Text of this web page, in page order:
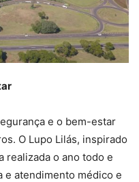
e o bem-estar
O Lupo Lilás, inspirado
realizada o ano todo e
e atendimento médico e